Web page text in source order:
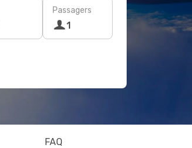
Passagers
1
FAQ